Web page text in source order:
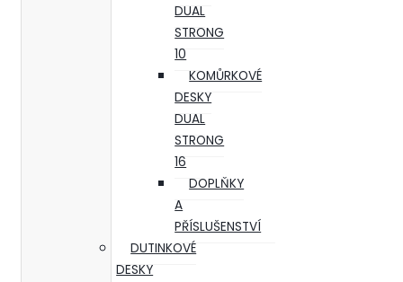
DUAL
STRONG
10
KOMŮRKOVÉ
DESKY
DUAL
STRONG
16
DOPLŇKY
A
PŘÍSLUŠENSTVÍ
DUTINKOVÉ
DESKY